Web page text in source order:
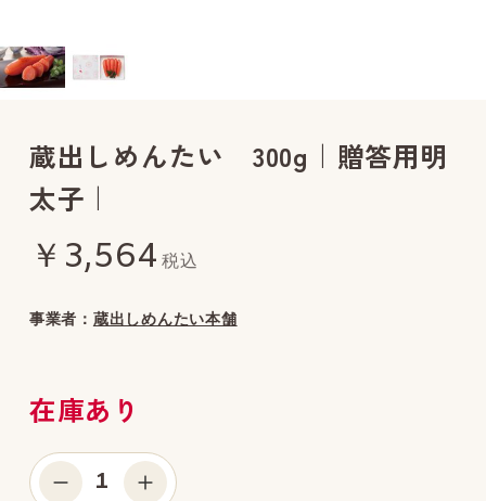
蔵出しめんたい 300g｜贈答用明
太子｜
￥3,564 税込
事業者： 蔵出しめんたい本舗
在庫あり
1